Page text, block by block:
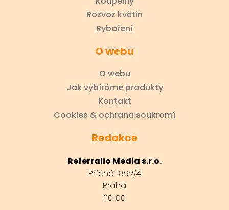
Rozvoz květin
Rybaření
O webu
O webu
Jak vybíráme produkty
Kontakt
Cookies & ochrana soukromí
Redakce
Referralio Media s.r.o.
Příčná 1892/4
Praha
110 00